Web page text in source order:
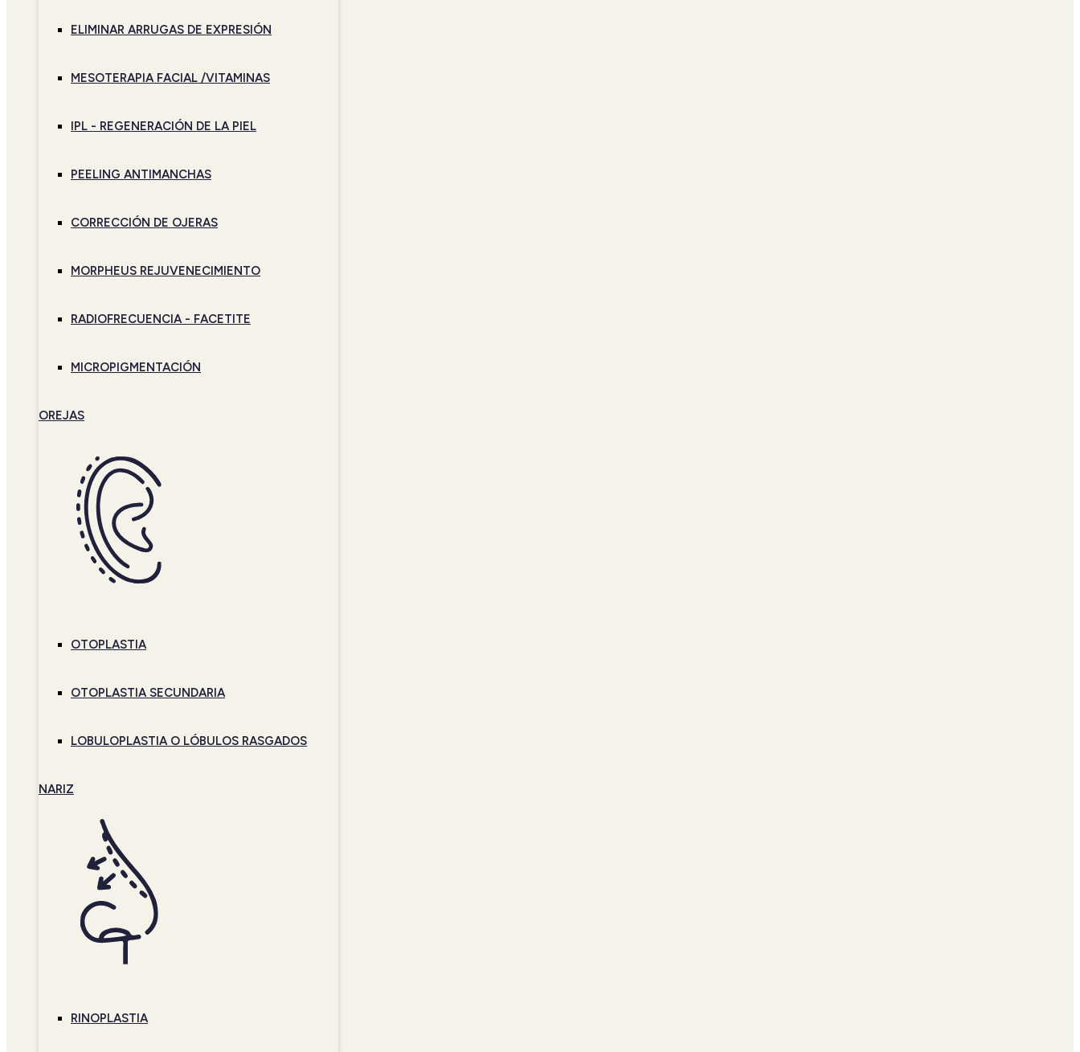
ELIMINAR ARRUGAS DE EXPRESIÓN
MESOTERAPIA FACIAL /VITAMINAS
IPL - REGENERACIÓN DE LA PIEL
PEELING ANTIMANCHAS
CORRECCIÓN DE OJERAS
MORPHEUS REJUVENECIMIENTO
RADIOFRECUENCIA - FACETITE
MICROPIGMENTACIÓN
OREJAS
OTOPLASTIA
OTOPLASTIA SECUNDARIA
LOBULOPLASTIA O LÓBULOS RASGADOS
NARIZ
RINOPLASTIA